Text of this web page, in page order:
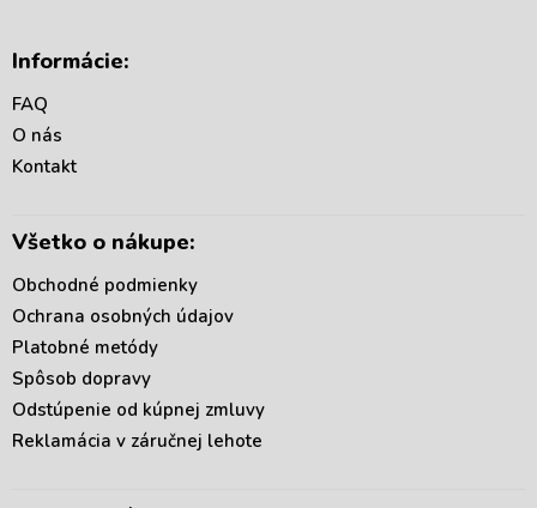
Informácie:
FAQ
O nás
Kontakt
Všetko o nákupe:
Obchodné podmienky
Ochrana osobných údajov
Platobné metódy
Spôsob dopravy
Odstúpenie od kúpnej zmluvy
Reklamácia v záručnej lehote